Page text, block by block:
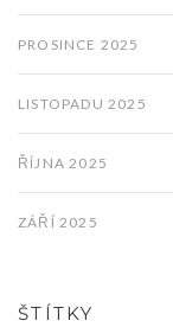
PROSINCE 2025
LISTOPADU 2025
ŘÍJNA 2025
ZÁŘÍ 2025
ŠTÍTKY